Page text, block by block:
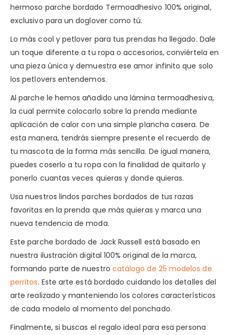
hermoso parche bordado Termoadhesivo 100% original,
exclusivo para un doglover como tú.
Lo más cool y petlover para tus prendas ha llegado. Dale
un toque diferente a tu ropa o accesorios, conviértela en
una pieza única y demuestra ese amor infinito que solo
los petlovers entendemos.
Al parche le hemos añadido una lámina termoadhesiva,
la cual permite colocarlo sobre la prenda mediante
aplicación de calor con una simple plancha casera. De
esta manera, tendrás siempre presente el recuerdo de
tu mascota de la forma más sencilla. De igual manera,
puedes coserlo a tu ropa con la finalidad de quitarlo y
ponerlo cuantas veces quieras y donde quieras.
Usa nuestros lindos parches bordados de tus razas
favoritas en la prenda que más quieras y marca una
nueva tendencia de moda.
Este parche bordado de Jack Russell está basado en
nuestra ilustración digital 100% original de la marca,
formando parte de nuestro catálogo de 25 modelos de
perritos. Este arte está bordado cuidando los detalles del
arte realizado y manteniendo los colores característicos
de cada modelo al momento del ponchado.
Finalmente, si buscas el regalo ideal para esa persona